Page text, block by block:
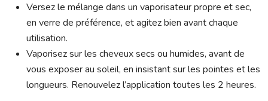
Versez le mélange dans un vaporisateur propre et sec,
en verre de préférence, et agitez bien avant chaque
utilisation.
Vaporisez sur les cheveux secs ou humides, avant de
vous exposer au soleil, en insistant sur les pointes et les
longueurs. Renouvelez l’application toutes les 2 heures.